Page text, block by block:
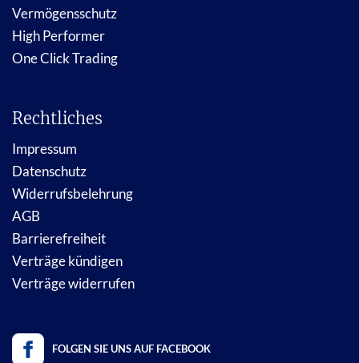
Vermögensschutz
High Performer
One Click Trading
Rechtliches
Impressum
Datenschutz
Widerrufsbelehrung
AGB
Barrierefreiheit
Verträge kündigen
Verträge widerrufen
FOLGEN SIE UNS AUF FACEBOOK